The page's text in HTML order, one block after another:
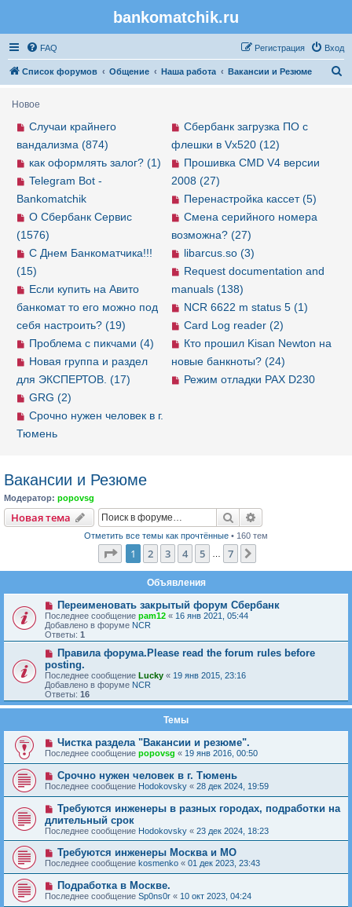
bankomatchik.ru
FAQ Вход
Регистрация
Список форумов Общение Наша работа Вакансии и Резюме
Новое
Сбербанк загрузка ПО с
флешки в Vx520 (12)
Прошивка CMD V4 версии
2008 (27)
Перенастройка кассет (5)
Смена серийного номера
возможна? (27)
libarcus.so (3)
Request documentation and
manuals (138)
NCR 6622 m status 5 (1)
Card Log reader (2)
Кто прошил Kisan Newton на
новые банкноты? (24)
Режим отладки PAX D230
Случаи крайнего
вандализма (874)
как оформлять залог? (1)
Telegram Bot -
Bankomatchik
О Сбербанк Сервис
(1576)
С Днем Банкоматчика!!!
(15)
Если купить на Авито
банкомат то его можно под
себя настроить? (19)
Проблема с пикчами (4)
Новая группа и раздел
для ЭКСПЕРТОВ. (17)
GRG (2)
Срочно нужен человек в г.
Тюмень
Вакансии и Резюме
Модератор: popovsg
Новая тема
Новаятема Поиск
Отметить все темы как прочтённые • 160 тем
Страница из
1 2 3 4 5 7
Объявления
Переименовать закрытый форум Сбербанк
Последнее сообщение pam12 « 16 янв 2021, 05:44
Добавлено в форуме NCR
Ответы: 1
Правила форума.Please read the forum rules before
posting.
Последнее сообщение Lucky « 19 янв 2015, 23:16
Добавлено в форуме NCR
Ответы: 16
Темы
Чистка раздела "Вакансии и резюме".
Последнее сообщение popovsg « 19 янв 2016, 00:50
Срочно нужен человек в г. Тюмень
Последнее сообщение Hodokovsky « 28 дек 2024, 19:59
Требуются инженеры в разных городах, подработки на
длительный срок
Последнее сообщение Hodokovsky « 23 дек 2024, 18:23
Требуются инженеры Москва и МО
Последнее сообщение kosmenko « 01 дек 2023, 23:43
Подработка в Москве.
Последнее сообщение Sp0ns0r « 10 окт 2023, 04:24